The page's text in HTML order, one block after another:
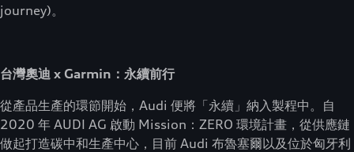
journey)。
台灣奧迪 x Garmin：永續前行
從產品生產的環節開始，Audi 便將「永續」納入製程中。自
2020 年 AUDI AG 啟動 Mission：ZERO 環境計畫，從供應鏈
做起打造碳中和生產中心，目前 Audi 布魯塞爾以及位於匈牙利